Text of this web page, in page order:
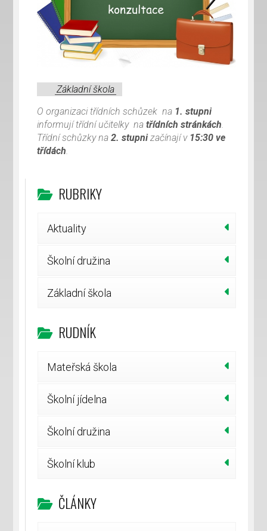
Základní škola
O organizaci třídních schůzek na 1. stupni
informují třídní učitelky natřídních stránkách.
Třídní schůzky na2. stupnizačínají v 15:30 ve
třídách.
RUBRIKY
Aktuality
Školní družina
Základní škola
RUDNÍK
Mateřská škola
Školní jídelna
Školní družina
Školní klub
ČLÁNKY